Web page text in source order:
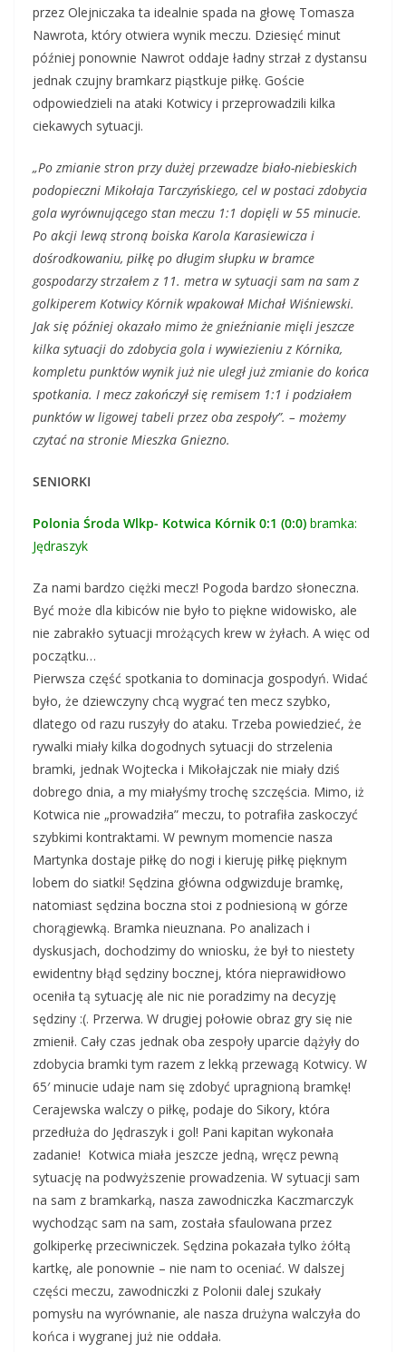
przez Olejniczaka ta idealnie spada na głowę Tomasza
Nawrota, który otwiera wynik meczu. Dziesięć minut
później ponownie Nawrot oddaje ładny strzał z dystansu
jednak czujny bramkarz piąstkuje piłkę. Goście
odpowiedzieli na ataki Kotwicy i przeprowadzili kilka
ciekawych sytuacji.
„Po zmianie stron przy dużej przewadze biało-niebieskich
podopieczni Mikołaja Tarczyńskiego, cel w postaci zdobycia
gola wyrównującego stan meczu 1:1 dopięli w 55 minucie.
Po akcji lewą stroną boiska Karola Karasiewicza i
dośrodkowaniu, piłkę po długim słupku w bramce
gospodarzy strzałem z 11. metra w sytuacji sam na sam z
golkiperem Kotwicy Kórnik wpakował Michał Wiśniewski.
Jak się później okazało mimo że gnieźnianie mięli jeszcze
kilka sytuacji do zdobycia gola i wywiezieniu z Kórnika,
kompletu punktów wynik już nie uległ już zmianie do końca
spotkania. I mecz zakończył się remisem 1:1 i podziałem
punktów w ligowej tabeli przez oba zespoły”. – możemy
czytać na stronie Mieszka Gniezno.
SENIORKI
Polonia Środa Wlkp- Kotwica Kórnik 0:1 (0:0) bramka:
Jędraszyk
Za nami bardzo ciężki mecz! Pogoda bardzo słoneczna.
Być może dla kibiców nie było to piękne widowisko, ale
nie zabrakło sytuacji mrożących krew w żyłach. A więc od
początku…
Pierwsza część spotkania to dominacja gospodyń. Widać
było, że dziewczyny chcą wygrać ten mecz szybko,
dlatego od razu ruszyły do ataku. Trzeba powiedzieć, że
rywalki miały kilka dogodnych sytuacji do strzelenia
bramki, jednak Wojtecka i Mikołajczak nie miały dziś
dobrego dnia, a my miałyśmy trochę szczęścia. Mimo, iż
Kotwica nie „prowadziła” meczu, to potrafiła zaskoczyć
szybkimi kontraktami. W pewnym momencie nasza
Martynka dostaje piłkę do nogi i kieruję piłkę pięknym
lobem do siatki! Sędzina główna odgwizduje bramkę,
natomiast sędzina boczna stoi z podniesioną w górze
chorągiewką. Bramka nieuznana. Po analizach i
dyskusjach, dochodzimy do wniosku, że był to niestety
ewidentny błąd sędziny bocznej, która nieprawidłowo
oceniła tą sytuację ale nic nie poradzimy na decyzję
sędziny :(. Przerwa. W drugiej połowie obraz gry się nie
zmienił. Cały czas jednak oba zespoły uparcie dążyły do
zdobycia bramki tym razem z lekką przewagą Kotwicy. W
65′ minucie udaje nam się zdobyć upragnioną bramkę!
Cerajewska walczy o piłkę, podaje do Sikory, która
przedłuża do Jędraszyk i gol! Pani kapitan wykonała
zadanie! Kotwica miała jeszcze jedną, wręcz pewną
sytuację na podwyższenie prowadzenia. W sytuacji sam
na sam z bramkarką, nasza zawodniczka Kaczmarczyk
wychodząc sam na sam, została sfaulowana przez
golkiperkę przeciwniczek. Sędzina pokazała tylko żółtą
kartkę, ale ponownie – nie nam to oceniać. W dalszej
części meczu, zawodniczki z Polonii dalej szukały
pomysłu na wyrównanie, ale nasza drużyna walczyła do
końca i wygranej już nie oddała.